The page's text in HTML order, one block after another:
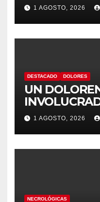
1 AGOSTO, 2026
DESTACADO DOLORES
UN
SINIESTRO
CON
1 AGOSTO, 2026
NECROLÓGICAS